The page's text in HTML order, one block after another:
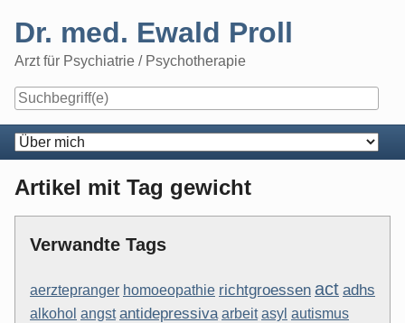
content
Dr. med. Ewald Proll
Arzt für Psychiatrie / Psychotherapie
Navigation
Artikel mit Tag gewicht
Verwandte Tags
aerztepranger homoeopathie richtgroessen act adhs
alkohol angst antidepressiva arbeit asyl autismus